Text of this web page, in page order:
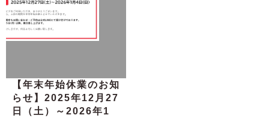
【年末年始休業のお知
らせ】2025年12月27
日（土）～2026年1